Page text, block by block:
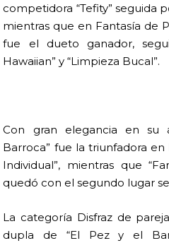
competidora “Tefity” seguida
mientras que en Fantasía de
fue el dueto ganador,
Hawaiian” y “Limpieza Bucal”.
Con gran elegancia en su
Barroca” fue la triunfadora en
Individual”, mientras que
quedó con el segundo lugar
La categoría Disfraz de
dupla de “El Pez y el